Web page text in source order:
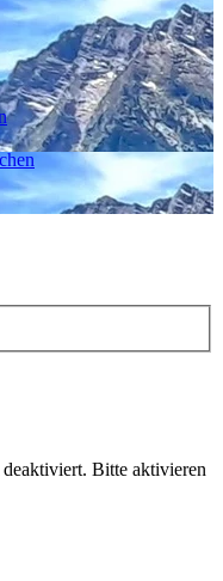
Bitte aktivieren